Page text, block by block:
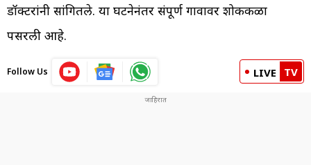
डॉक्टरांनी सांगितले. या घटनेनंतर संपूर्ण गावावर शोककळा
पसरली आहे.
Follow Us LIVE TV